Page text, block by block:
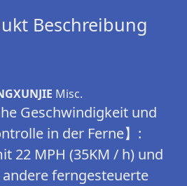
Beschreibung
Misc.
Geschwindigkeit und
in der Ferne】:
22 MPH (35KM / h) und
andere ferngesteuerte